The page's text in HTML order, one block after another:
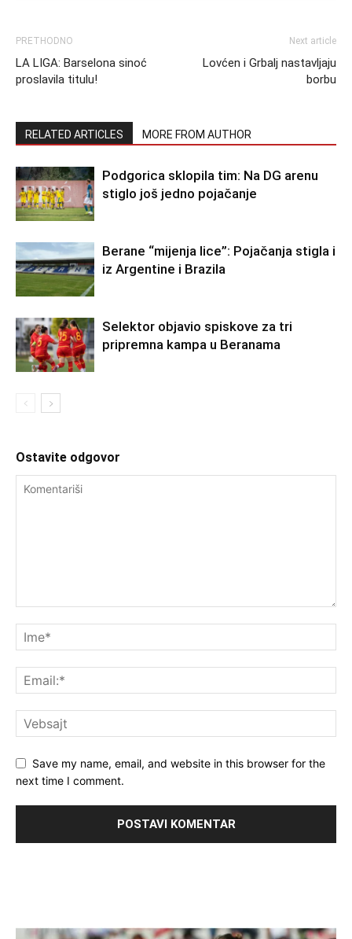
PRETHODNO
LA LIGA: Barselona sinoć
proslavila titulu!
Next article
Lovćen i Grbalj nastavljaju
borbu
RELATED ARTICLES MORE FROM AUTHOR
Podgorica sklopila tim: Na DG arenu
stiglo još jedno pojačanje
Berane “mijenja lice”: Pojačanja stigla i
iz Argentine i Brazila
Selektor objavio spiskove za tri
pripremna kampa u Beranama
Ostavite odgovor
Save my name, email, and website in this browser for the
next time I comment.